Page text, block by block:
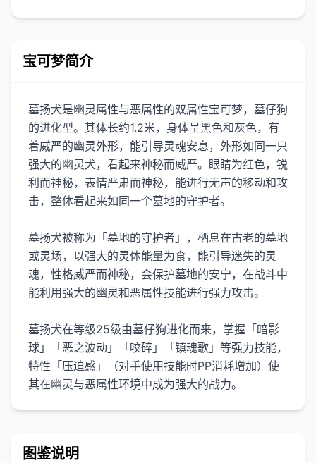
宝可梦简介
墓扬犬是幽灵属性与恶属性的双属性宝可梦，墓仔狗
的进化型。其体长约1.2米，身体呈黑色和灰色，有
着威严的幽灵外形，能引导灵魂安息，外形如同一只
强大的幽灵犬，看起来神秘而威严。眼睛为红色，锐
利而神秘，表情严肃而神秘，能进行无声的移动和攻
击，整体看起来如同一个墓地的守护者。
墓扬犬被称为「墓地的守护者」，栖息在古老的墓地
或灵场，以强大的灵体能量为食，能引导迷失的灵
魂，性格威严而神秘，会保护墓地的安宁，在战斗中
能利用强大的幽灵和恶属性技能进行强力攻击。
墓扬犬在等级25级由墓仔狗进化而来，掌握「暗影
球」「恶之波动」「咬碎」「镇魂歌」等强力技能，
特性「压迫感」（对手使用技能时PP消耗增加）使
其在幽灵与恶属性环境中成为强大的战力。
图鉴说明